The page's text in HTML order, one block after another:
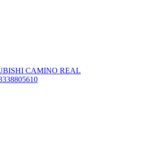
CAMINO REAL